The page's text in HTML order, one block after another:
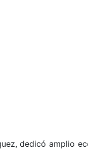
dedicó amplio